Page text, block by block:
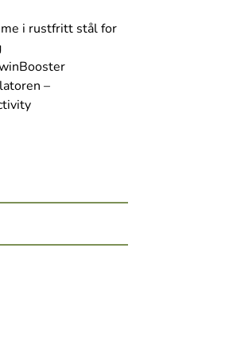
i rustfritt stål for
–